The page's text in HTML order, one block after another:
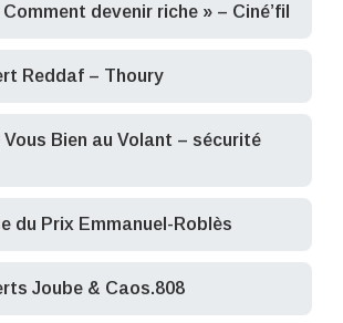
Comment devenir riche » – Ciné’fil
Reddaf – Thoury
Bien au Volant – sécurité
du Prix Emmanuel-Roblès
Joube & Caos.808